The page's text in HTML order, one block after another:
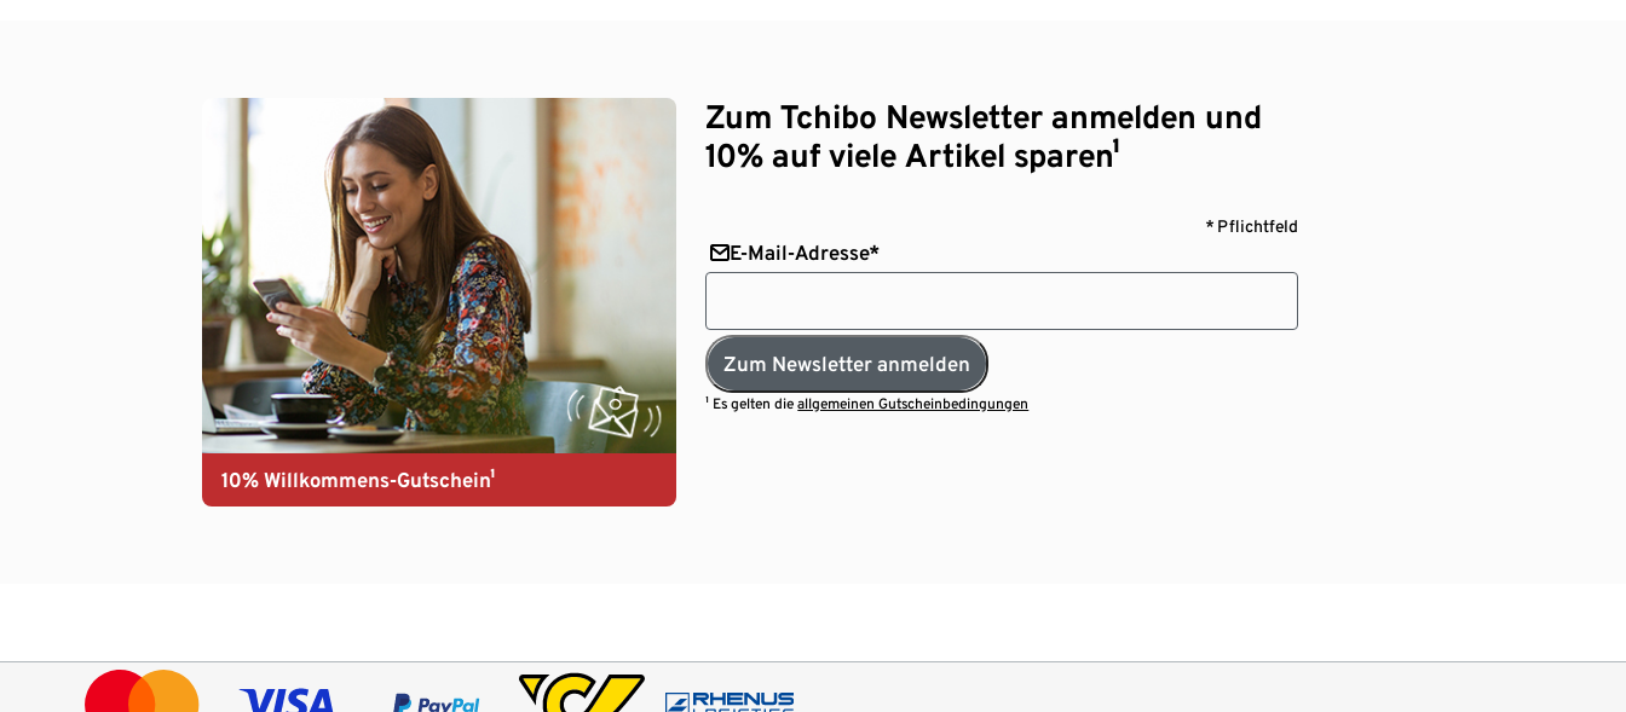
10% Willkommens-Gutschein¹
Zum Tchibo Newsletter anmelden und
10% auf viele Artikel sparen¹
* Pflichtfeld
E-Mail-Adresse*
Zum Newsletter anmelden
¹ Es gelten dieallgemeinen Gutscheinbedingungen